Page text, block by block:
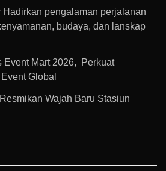
Hadirkan pengalaman perjalanan
budaya, dan lanskap
Event Mart 2026, Perkuat
Global
Wajah Baru Stasiun